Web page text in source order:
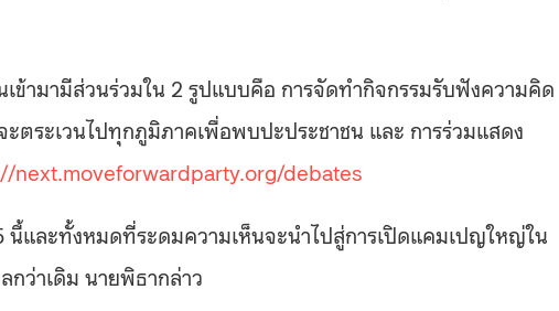
ข้ามามีส่วนร่วมใน 2 รูปแบบคือ การจัดทำกิจกรรมรับฟังความคิด
ตระเวนไปทุกภูมิภาคเพื่อพบปะประชาชน และ การร่วมแสดง
next.moveforwardparty.org/debates
และทั้งหมดที่ระดมความเห็นจะนำไปสู่การเปิดแคมเปญใหญ่ใน
กว่าเดิม นายพิธากล่าว